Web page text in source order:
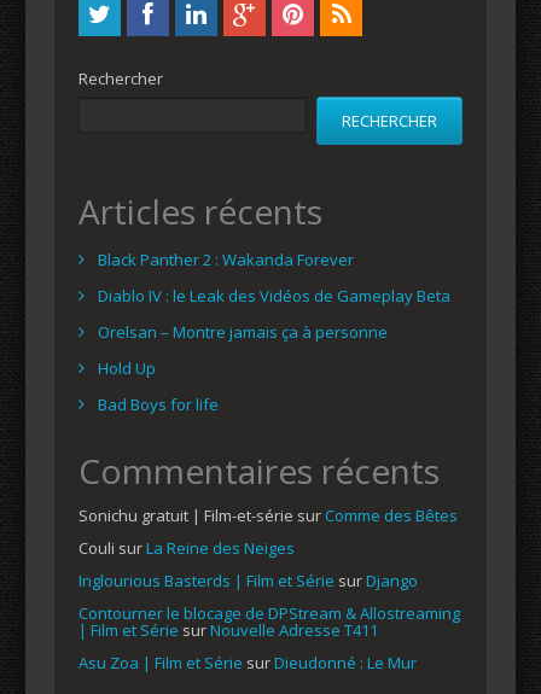
Rechercher
RECHERCHER
Articles récents
Black Panther 2 : Wakanda Forever
Diablo IV : le Leak des Vidéos de Gameplay Beta
Orelsan – Montre jamais ça à personne
Hold Up
Bad Boys for life
Commentaires récents
Sonichu gratuit | Film-et-série sur Comme des Bêtes
Couli surLa Reine des Neiges
Inglourious Basterds | Film et Série surDjango
Contourner le blocage de DPStream & Allostreaming
| Film et Série surNouvelle Adresse T411
Asu Zoa | Film et Série surDieudonné : Le Mur